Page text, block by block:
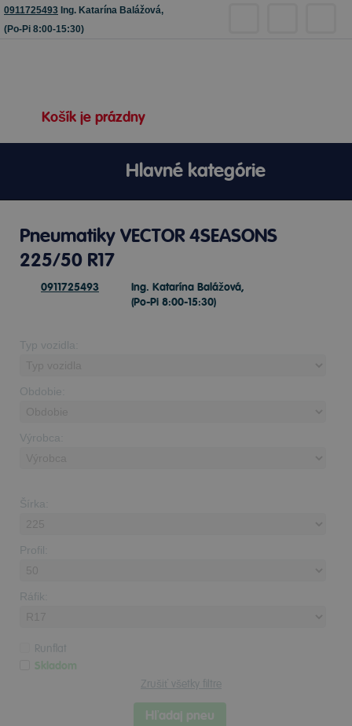
0911725493 Ing. Katarína Balážová,
(Po-Pi 8:00-15:30)
Košík je prázdny
Hlavné kategórie
Pneumatiky VECTOR 4SEASONS
225/50 R17
0911725493
Ing. Katarína Balážová,
(Po-Pi 8:00-15:30)
Typ vozidla:
Obdobie:
Výrobca:
Šírka:
Profil:
Ráfik:
Runflat
Skladom
Zrušiť všetky filtre
Hľadaj pneu